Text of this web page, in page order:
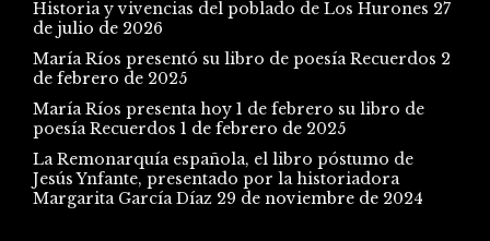
Historia y vivencias del poblado de Los Hurones 27
de julio de 2026
María Ríos presentó su libro de poesía Recuerdos 2
de febrero de 2025
María Ríos presenta hoy 1 de febrero su libro de
poesía Recuerdos 1 de febrero de 2025
La Remonarquía española, el libro póstumo de
Jesús Ynfante, presentado por la historiadora
Margarita García Díaz 29 de noviembre de 2024